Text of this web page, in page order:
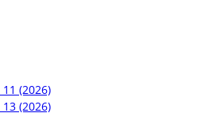
(2026)
(2026)